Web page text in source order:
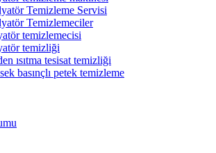
Temizleme Servisi
Temizlemeciler
temizlemecisi
temizliği
ısıtma tesisat temizliği
basınçlı petek temizleme